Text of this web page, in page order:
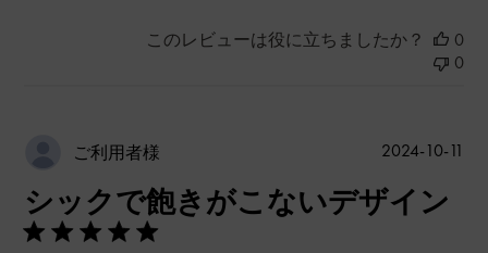
このレビューは役に立ちましたか？
0
0
ご利用者様
シックで飽きがこないデザイン
2024-10-11